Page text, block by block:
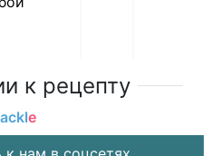
к рецепту
e